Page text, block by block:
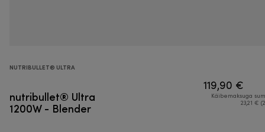
NUTRIBULLET® ULTRA
nutribullet® Ultra
1200W - Blender
119,90 €
Käibemaksuga
23,21 €